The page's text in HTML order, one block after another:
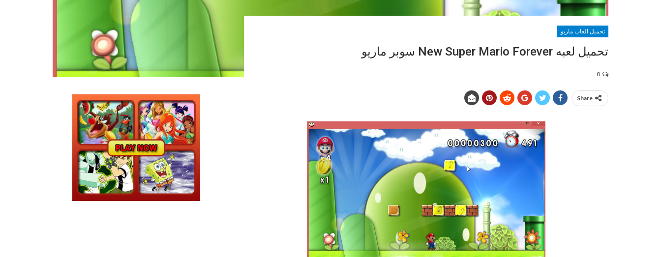
تحميل العاب ماريو
تحميل لعبه New Super Mario Forever سوبر ماريو
Share